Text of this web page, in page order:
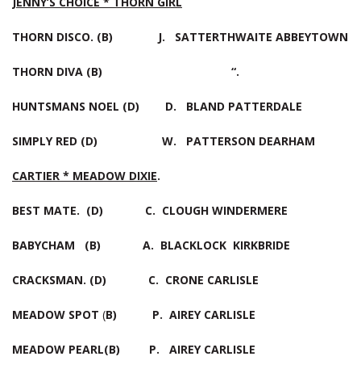
THORN DISCO. (B) J. SATTERTHWAITE ABBEYTOWN
THORN DIVA (B) “.
HUNTSMANS NOEL (D) D. BLAND PATTERDALE
SIMPLY RED (D) W. PATTERSON DEARHAM
CARTIER * MEADOW DIXIE.
BEST MATE. (D) C. CLOUGH WINDERMERE
BABYCHAM (B) A. BLACKLOCK KIRKBRIDE
CRACKSMAN. (D) C. CRONE
MEADOW SPOT (B) P. AIREY CARLISLE
MEADOW PEARL(B) P. AIREY CARLISLE